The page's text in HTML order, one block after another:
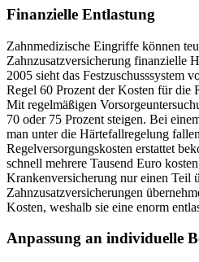
Finanzielle Entlastung
Zahnmedizische Eingriffe können
Zahnzusatzversicherung finanzielle
2005 sieht das Festzuschusssystem
Regel 60 Prozent der Kosten für die
Mit regelmäßigen
70 oder 75 Prozent steigen. Bei
man unter die Härtefallregelung
Regelversorgungskosten erstattet
schnell mehrere Tausend Euro
Krankenversicherung nur einen Teil
Zahnzusatzversicherungen
Kosten, weshalb sie eine enorm
Anpassung an individuelle